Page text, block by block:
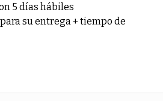
5 días hábiles
su entrega + tiempo de